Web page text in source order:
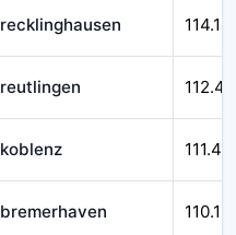
recklinghausen
reutlingen
koblenz
bremerhaven